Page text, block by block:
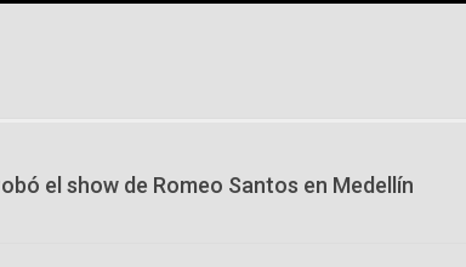
el show de Romeo Santos en Medellín